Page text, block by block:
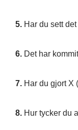
5. Har du sett
6. Det har
7. Har du gjort X
8. Hur tycker du